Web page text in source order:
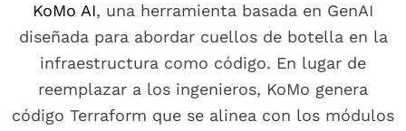
KoMo AI, una herramienta basada en GenAI
diseñada para abordar cuellos de botella en la
infraestructura como código. En lugar de
reemplazar a los ingenieros, KoMo genera
código Terraform que se alinea con los módulos